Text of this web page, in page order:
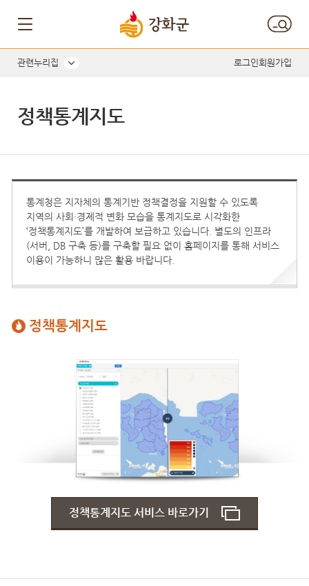
관련누리집 로그인회원가입
정책통계지도
통계청은 지자체의 통계기반 정책결정을 지원할 수 있도록
지역의 사회·경제적 변화 모습을 통계지도로 시각화한
‘정책통계지도’를 개발하여 보급하고 있습니다. 별도의 인프라
(서버, DB 구축 등)를 구축할 필요 없이 홈페이지를 통해 서비스
이용이 가능하니 많은 활용 바랍니다.
정책통계지도
정책통계지도 서비스 바로가기